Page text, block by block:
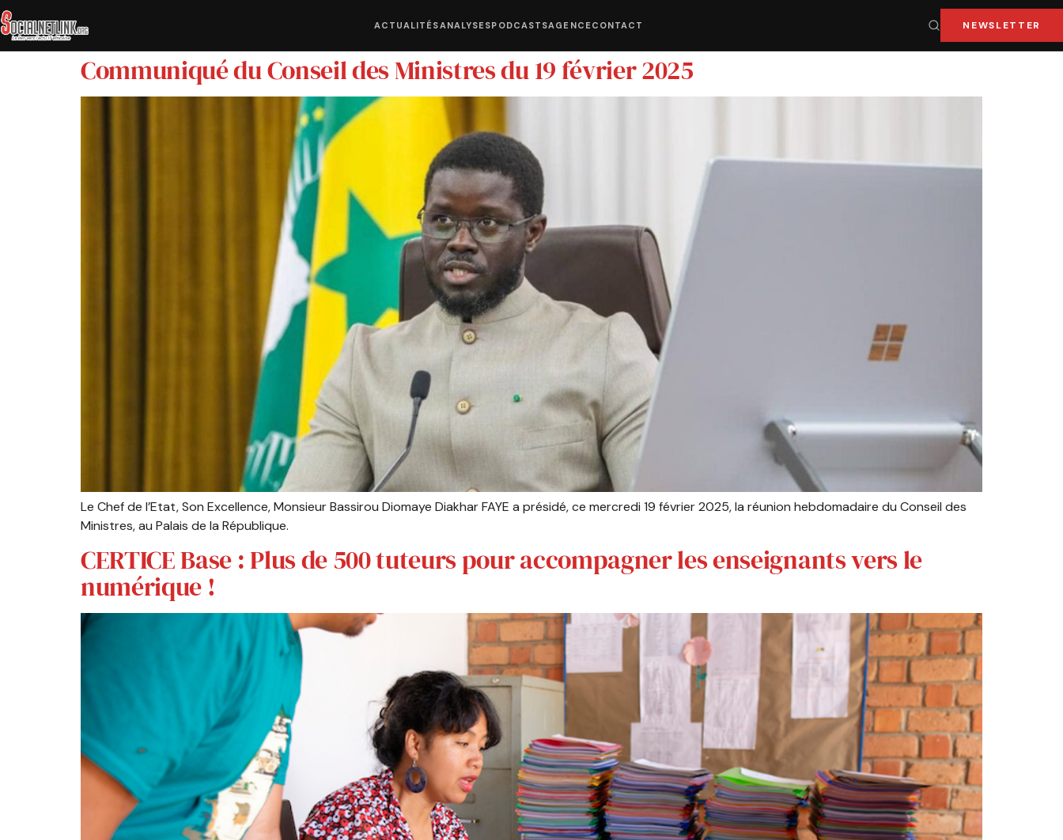
ACTUALITÉSANALYSESPODCASTSAGENCE CONTACT NEWSLETTER
Communiqué du Conseil des Ministres du 19 février 2025
Le Chef de l’Etat, Son Excellence, Monsieur Bassirou Diomaye Diakhar FAYE a présidé, ce mercredi 19 février 2025, la réunion hebdomadaire du Conseil des
Ministres, au Palais de la République.
CERTICE Base : Plus de 500 tuteurs pour accompagner les enseignants vers le
numérique !